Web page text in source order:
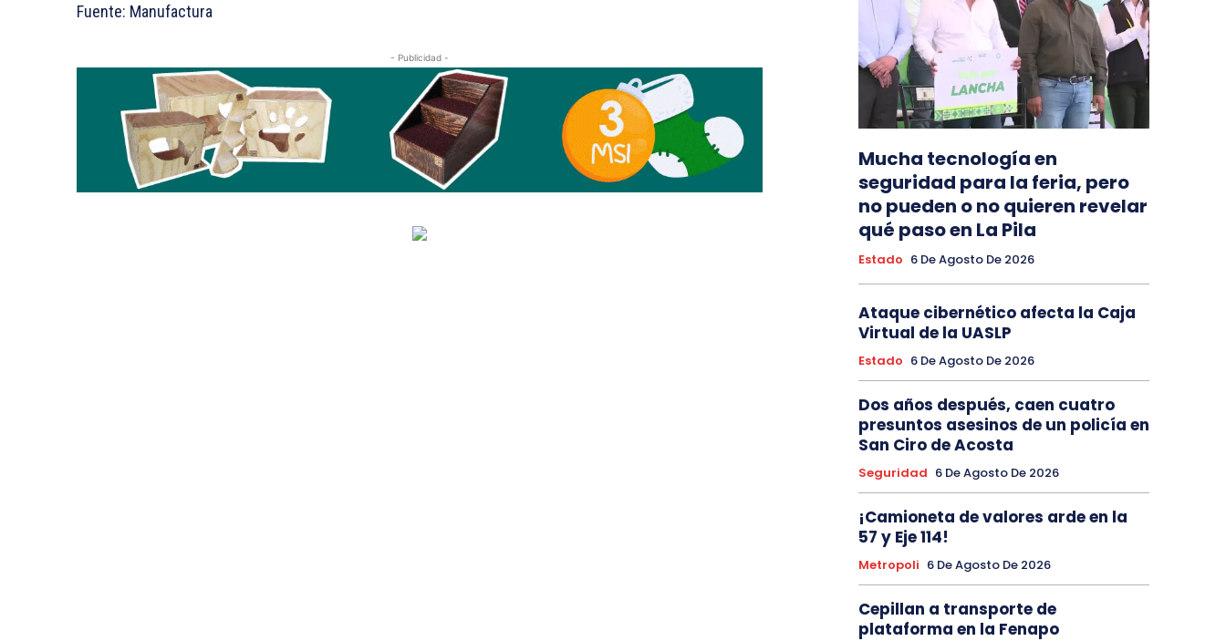
Fuente: Manufactura
- Publicidad -
Mucha tecnología en
seguridad para la feria, pero
no pueden o no quieren revelar
qué paso en La Pila
Estado 6 De Agosto De 2026
Ataque cibernético afecta la Caja
Virtual de la UASLP
Estado 6 De Agosto De 2026
Dos años después, caen cuatro
presuntos asesinos de un policía en
San Ciro de Acosta
Seguridad 6 De Agosto De 2026
¡Camioneta de valores arde en la
57 y Eje 114!
Metropoli 6 De Agosto De 2026
Cepillan a transporte de
plataforma en la Fenapo